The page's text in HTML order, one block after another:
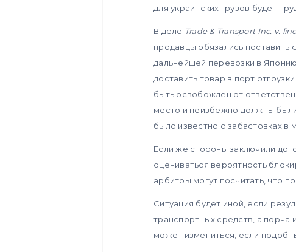
для украинских грузов будет
В деле Trade & Transport Inc. v.
продавцы обязались поставить
дальнейшей перевозки в
доставить товар в порт
быть освобожден от
место и неизбежно должны
было известно о забастовках в
Если же стороны заключили
оцениваться вероятность
арбитры могут посчитать, что
Ситуация будет иной, если
транспортных средств, а порча
может измениться, если